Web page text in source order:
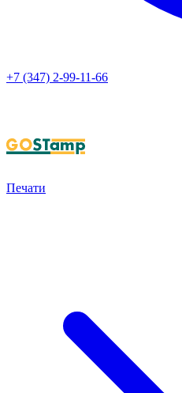
+7 (347) 2-99-11-66
Печати